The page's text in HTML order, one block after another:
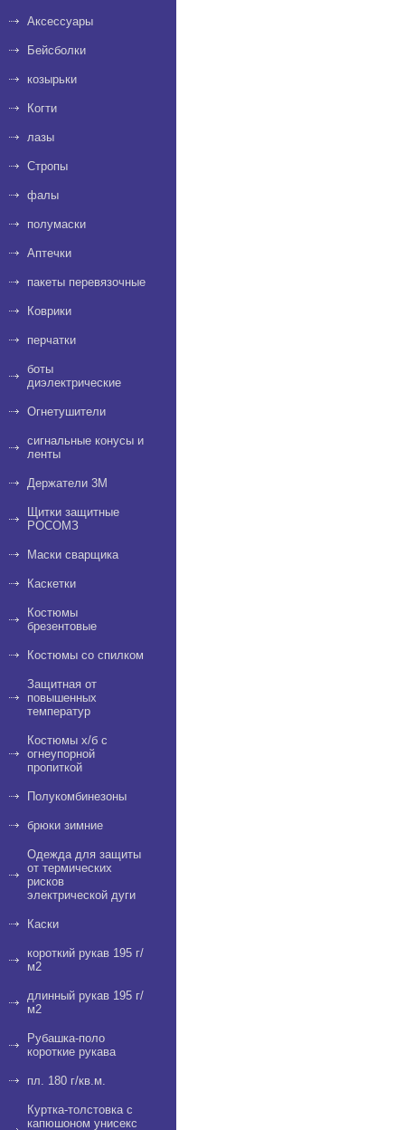
Аксессуары
Бейсболки
козырьки
Когти
лазы
Стропы
фалы
полумаски
Аптечки
пакеты перевязочные
Коврики
перчатки
боты
диэлектрические
Огнетушители
сигнальные конусы и
ленты
Держатели 3M
Щитки защитные
РОСОМЗ
Маски сварщика
Каскетки
Костюмы
брезентовые
Костюмы со спилком
Защитная от
повышенных
температур
Костюмы х/б с
огнеупорной
пропиткой
Полукомбинезоны
брюки зимние
Одежда для защиты
от термических
рисков
электрической дуги
Каски
короткий рукав 195 г/
м2
длинный рукав 195 г/
м2
Рубашка-поло
короткие рукава
пл. 180 г/кв.м.
Куртка-толстовка с
капюшоном унисекс